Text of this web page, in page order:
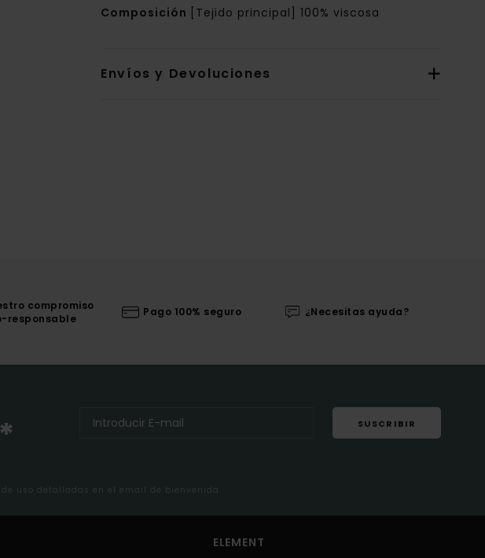
Composición [Tejido principal] 100% viscosa
Envíos y Devoluciones
compromiso
responsable
Pago 100% seguro ¿Necesitas ayuda?
SUSCRIBIR
uso detalladas en el email de bienvenida
ELEMENT